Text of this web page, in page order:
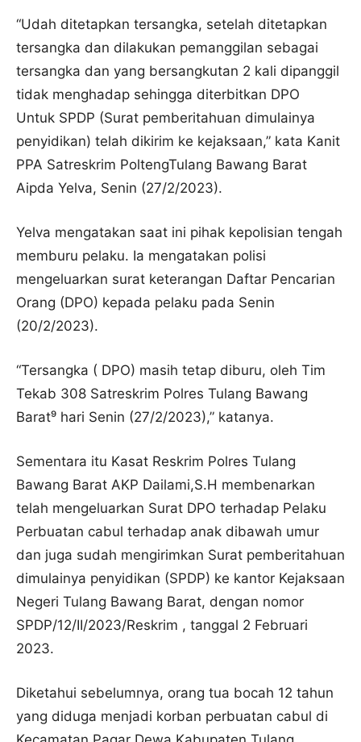
“Udah ditetapkan tersangka, setelah ditetapkan
tersangka dan dilakukan pemanggilan sebagai
tersangka dan yang bersangkutan 2 kali dipanggil
tidak menghadap sehingga diterbitkan DPO
Untuk SPDP (Surat pemberitahuan dimulainya
penyidikan) telah dikirim ke kejaksaan,” kata Kanit
PPA Satreskrim PoltengTulang Bawang Barat
Aipda Yelva, Senin (27/2/2023).
Yelva mengatakan saat ini pihak kepolisian tengah
memburu pelaku. Ia mengatakan polisi
mengeluarkan surat keterangan Daftar Pencarian
Orang (DPO) kepada pelaku pada Senin
(20/2/2023).
“Tersangka ( DPO) masih tetap diburu, oleh Tim
Tekab 308 Satreskrim Polres Tulang Bawang
Barat⁹ hari Senin (27/2/2023),” katanya.
Sementara itu Kasat Reskrim Polres Tulang
Bawang Barat AKP Dailami,S.H membenarkan
telah mengeluarkan Surat DPO terhadap Pelaku
Perbuatan cabul terhadap anak dibawah umur
dan juga sudah mengirimkan Surat pemberitahuan
dimulainya penyidikan (SPDP) ke kantor Kejaksaan
Negeri Tulang Bawang Barat, dengan nomor
SPDP/12/II/2023/Reskrim , tanggal 2 Februari
2023.
Diketahui sebelumnya, orang tua bocah 12 tahun
yang diduga menjadi korban perbuatan cabul di